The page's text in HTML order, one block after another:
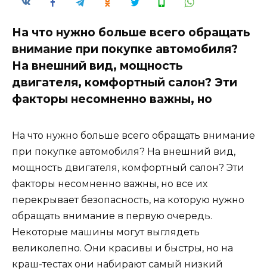
На что нужно больше всего обращать
внимание при покупке автомобиля?
На внешний вид, мощность
двигателя, комфортный салон? Эти
факторы несомненно важны, но
На что нужно больше всего обращать внимание
при покупке автомобиля? На внешний вид,
мощность двигателя, комфортный салон? Эти
факторы несомненно важны, но все их
перекрывает безопасность, на которую нужно
обращать внимание в первую очередь.
Некоторые машины могут выглядеть
великолепно. Они красивы и быстры, но на
краш-тестах они набирают самый низкий